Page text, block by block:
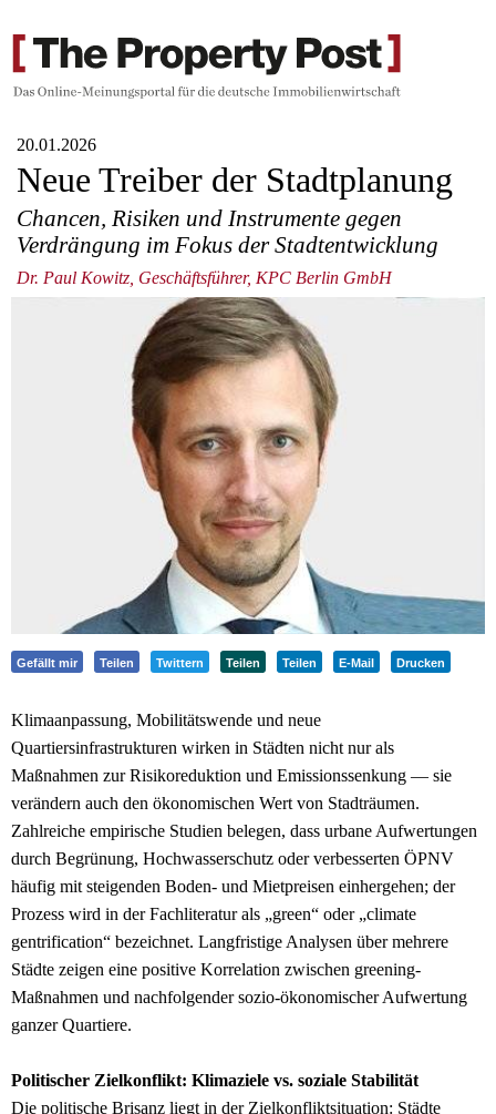
20.01.2026
Neue Treiber der Stadtplanung
Chancen, Risiken und Instrumente gegen
Verdrängung im Fokus der Stadtentwicklung
Dr. Paul Kowitz, Geschäftsführer, KPC Berlin GmbH
Gefällt mir Teilen Twittern Teilen Teilen E-Mail Drucken
Klimaanpassung, Mobilitätswende und neue
Quartiersinfrastrukturen wirken in Städten nicht nur als
Maßnahmen zur Risikoreduktion und Emissionssenkung — sie
verändern auch den ökonomischen Wert von Stadträumen.
Zahlreiche empirische Studien belegen, dass urbane Aufwertungen
durch Begrünung, Hochwasserschutz oder verbesserten ÖPNV
häufig mit steigenden Boden- und Mietpreisen einhergehen; der
Prozess wird in der Fachliteratur als „green“ oder „climate
gentrification“ bezeichnet. Langfristige Analysen über mehrere
Städte zeigen eine positive Korrelation zwischen greening-
Maßnahmen und nachfolgender sozio-ökonomischer Aufwertung
ganzer Quartiere.
Politischer Zielkonflikt: Klimaziele vs. soziale Stabilität
Die politische Brisanz liegt in der Zielkonfliktsituation: Städte